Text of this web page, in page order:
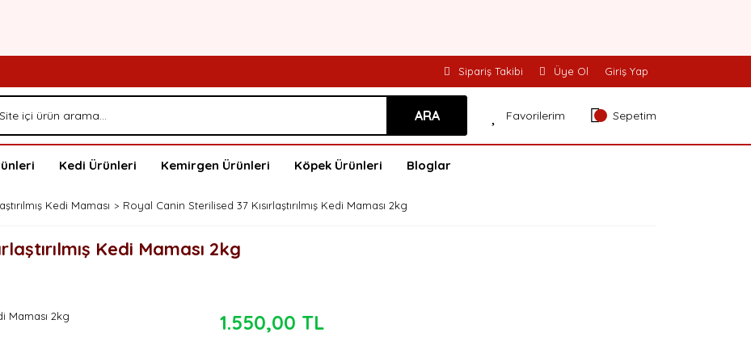
Sipariş Takibi Üye Ol Giriş Yap
ARA Favorilerim Sepetim
Kedi Ürünleri Kemirgen Ürünleri Köpek Ürünleri Bloglar
Kedi Maması Royal Canin Sterilised 37 Kısırlaştırılmış Kedi Maması 2kg
Kedi Maması 2kg
1.550,00 TL